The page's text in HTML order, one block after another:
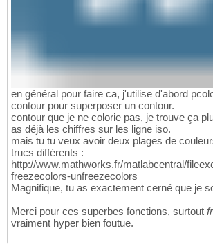
en général pour faire ca, j'utilise d'abord
contour pour superposer un contour.
contour que je ne colorie pas, je trouve ça
as déjà les chiffres sur les ligne iso.
mais tu tu veux avoir deux plages de
trucs différents :
http://www.mathworks.fr/matlabcentral/
freezecolors-unfreezecolors
Magnifique, tu as exactement cerné que je
Merci pour ces superbes fonctions, surtout
vraiment hyper bien foutue.